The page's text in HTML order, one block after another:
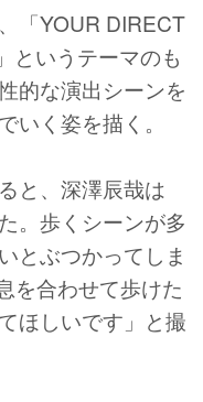
「YOUR DIRECT
というテーマのも
的な演出シーンを
いく姿を描く。
と、深澤辰哉は
。歩くシーンが多
とぶつかってしま
を合わせて歩けた
ほしいです」と撮